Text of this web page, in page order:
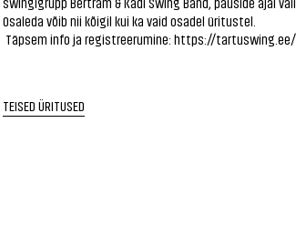
Osaleda võib nii kõigil kui ka vaid osadel üritustel.
Täpsem info ja registreerumine: https://
TEISED ÜRITUSED